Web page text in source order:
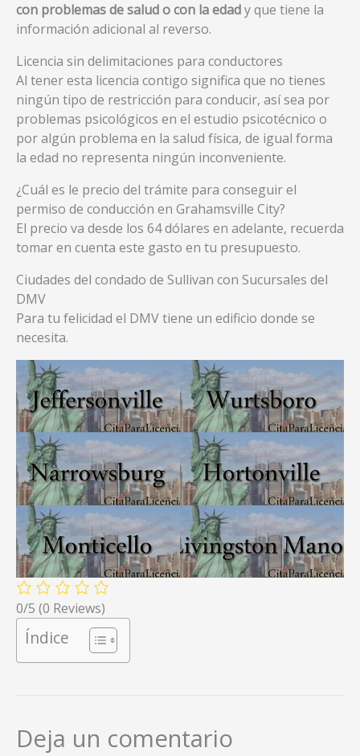
con problemas de salud o con la edady que tiene la
información adicional al reverso.
Licencia sin delimitaciones para conductores
Al tener esta licencia contigo significa que no tienes
ningún tipo de restricción para conducir, así sea por
problemas psicológicos en el estudio psicotécnico o
por algún problema en la salud física, de igual forma
la edad no representa ningún inconveniente.
¿Cuál es le precio del trámite para conseguir el
permiso de conducción en Grahamsville City?
El precio va desde los 64 dólares en adelante, recuerda
tomar en cuenta este gasto en tu presupuesto.
Ciudades del condado de Sullivan con Sucursales del
DMV
Para tu felicidad el DMV tiene un edificio donde se
necesita.
0/5 (0 Reviews)
Índice
Deja un comentario